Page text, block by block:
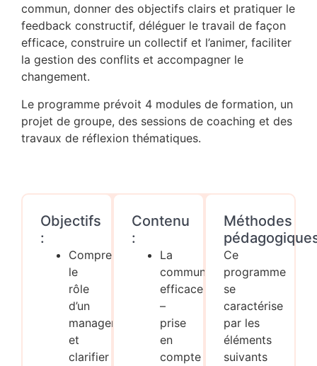
commun, donner des objectifs clairs et pratiquer le
feedback constructif, déléguer le travail de façon
efficace, construire un collectif et l’animer, faciliter
la gestion des conflits et accompagner le
changement.
Le programme prévoit 4 modules de formation, un
projet de groupe, des sessions de coaching et des
travaux de réflexion thématiques.
Objectifs
:
Comprendre
le
rôle
d’un
manager
et
clarifier
Contenu
:
La
communication
efficace
–
prise
en
compte
Méthodes
Ce
programme
se
caractérise
par les
éléments
suivants